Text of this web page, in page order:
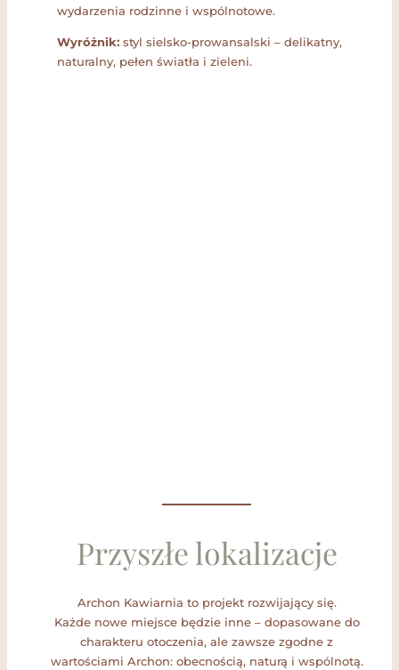
wydarzenia rodzinne i wspólnotowe.
Wyróżnik: styl sielsko-prowansalski – delikatny,
naturalny, pełen światła i zieleni.
Przyszłe lokalizacje
Archon Kawiarnia to projekt rozwijający się.
Każde nowe miejsce będzie inne – dopasowane do
charakteru otoczenia, ale zawsze zgodne z
wartościami Archon: obecnością, naturą i wspólnotą.